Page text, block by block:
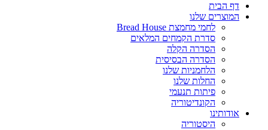
דף הבית
המוצרים שלנו
לחמי מחמצת Bread House
סדרת הקמחים המלאים
הסדרה הקלה
הסדרה הבסיסית
הלחמניות שלנו
החלות שלנו
פיתות תנעמי
הקונדיטוריה
אודותינו
היסטוריה